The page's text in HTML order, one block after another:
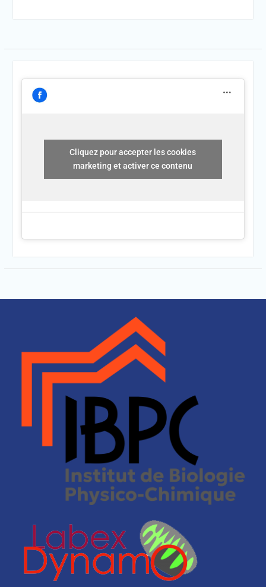
Cliquez pour accepter les cookies
marketing et activer ce contenu